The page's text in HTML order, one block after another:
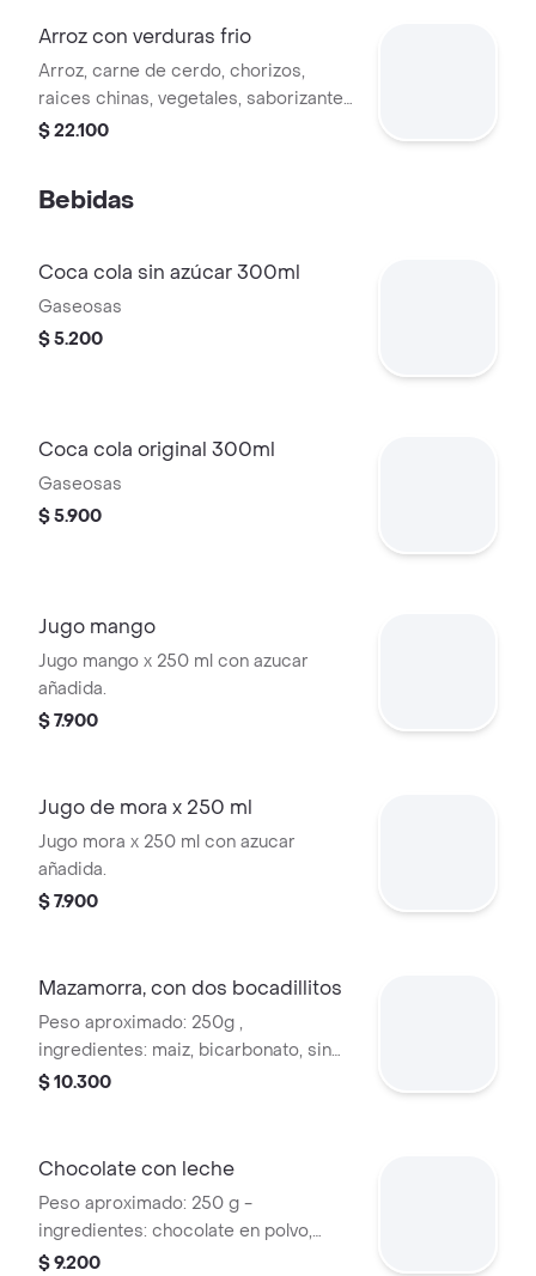
Arroz con verduras frio
Arroz, carne de cerdo, chorizos,
raices chinas, vegetales, saborizantes
naturales. peso aproxim. 500 g.
$ 22.100
Bebidas
Coca cola sin azúcar 300ml
Gaseosas
$ 5.200
Coca cola original 300ml
Gaseosas
$ 5.900
Jugo mango
Jugo mango x 250 ml con azucar
añadida.
$ 7.900
Jugo de mora x 250 ml
Jugo mora x 250 ml con azucar
añadida.
$ 7.900
Mazamorra, con dos bocadillitos
Peso aproximado: 250g ,
ingredientes: maiz, bicarbonato, sin
leche.
$ 10.300
Chocolate con leche
Peso aproximado: 250 g -
ingredientes: chocolate en polvo,
canela, leche, azucar.
$ 9.200